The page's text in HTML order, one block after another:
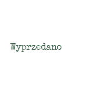
Wyprzedano